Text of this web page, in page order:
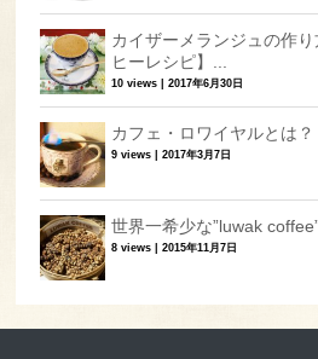
カイザーメランジュの作
ヒーレシピ】...
10 views |2017年6月30日
カフェ・ロワイヤルとは？
9 views |2017年3月7日
世界一希少な”luwak
8 views |2015年11月7日